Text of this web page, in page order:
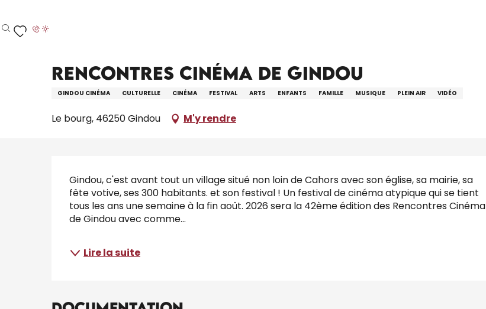
au
contenu
Recherche
Rencontres Cinéma de Gindou
GINDOU CINÉMA CULTURELLE CINÉMA FESTIVAL ARTS ENFANTS FAMILLE MUSIQUE PLEIN AIR VIDÉO
Le bourg, 46250 Gindou M'y rendre
Description
Gindou, c'est avant tout un village situé non loin de Cahors avec son église, sa mairie, sa
fête votive, ses 300 habitants. et son festival ! Un festival de cinéma atypique qui se tient
tous les ans une semaine à la fin août. 2026 sera la 42ème édition des Rencontres Cinéma
de Gindou avec comme...
Lire la suite